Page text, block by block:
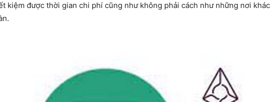
kiệm được thời gian chi phí cũng như không phải cách như những nơi khác